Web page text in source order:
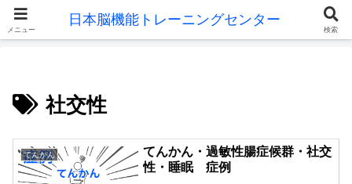
社交性
てんかん
てんかん・過敏性腸症候群・社交
性・睡眠 症例
メニュー 検索